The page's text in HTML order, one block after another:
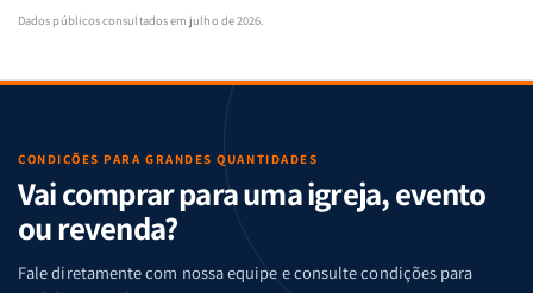
Dados públicos consultados em julho de 2026.
CONDIÇÕES PARA GRANDES QUANTIDADES
Vai comprar para uma igreja, evento
ou revenda?
Fale diretamente com nossa equipe e consulte condições para